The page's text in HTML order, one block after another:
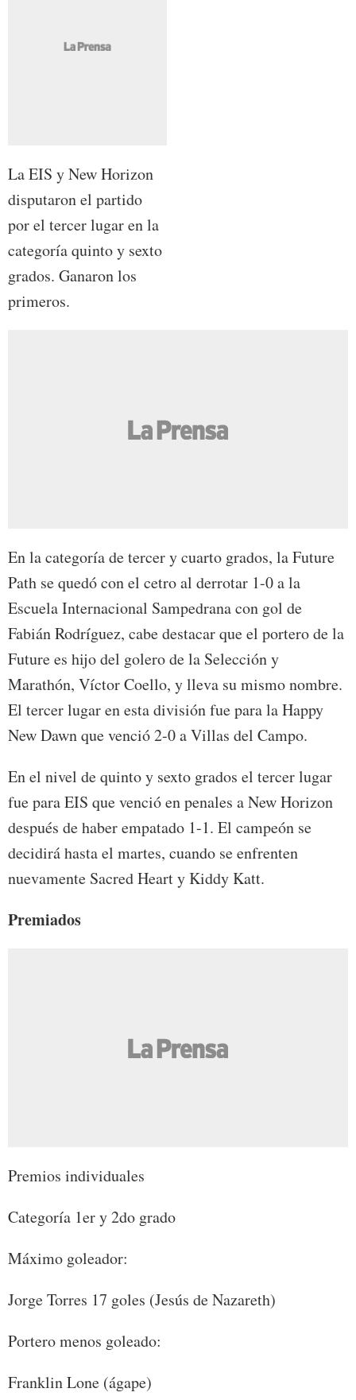
La EIS y New Horizon
disputaron el partido
por el tercer lugar en la
categoría quinto y sexto
grados. Ganaron los
primeros.
En la categoría de tercer y cuarto grados, la Future
Path se quedó con el cetro al derrotar 1-0 a la
Escuela Internacional Sampedrana con gol de
Fabián Rodríguez, cabe destacar que el portero de la
Future es hijo del golero de la Selección y
Marathón, Víctor Coello, y lleva su mismo nombre.
El tercer lugar en esta división fue para la Happy
New Dawn que venció 2-0 a Villas del Campo.
En el nivel de quinto y sexto grados el tercer lugar
fue para EIS que venció en penales a New Horizon
después de haber empatado 1-1. El campeón se
decidirá hasta el martes, cuando se enfrenten
nuevamente Sacred Heart y Kiddy Katt.
Premiados
Premios individuales
Categoría 1er y 2do grado
Máximo goleador:
Jorge Torres 17 goles (Jesús de Nazareth)
Portero menos goleado:
Franklin Lone (ágape)